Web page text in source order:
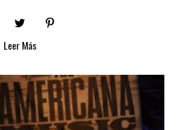
Leer Más